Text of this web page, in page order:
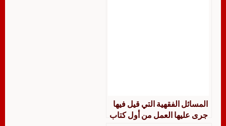
المسائل الفقهية التي قيل فيها
جرى عليها العمل من أول كتاب